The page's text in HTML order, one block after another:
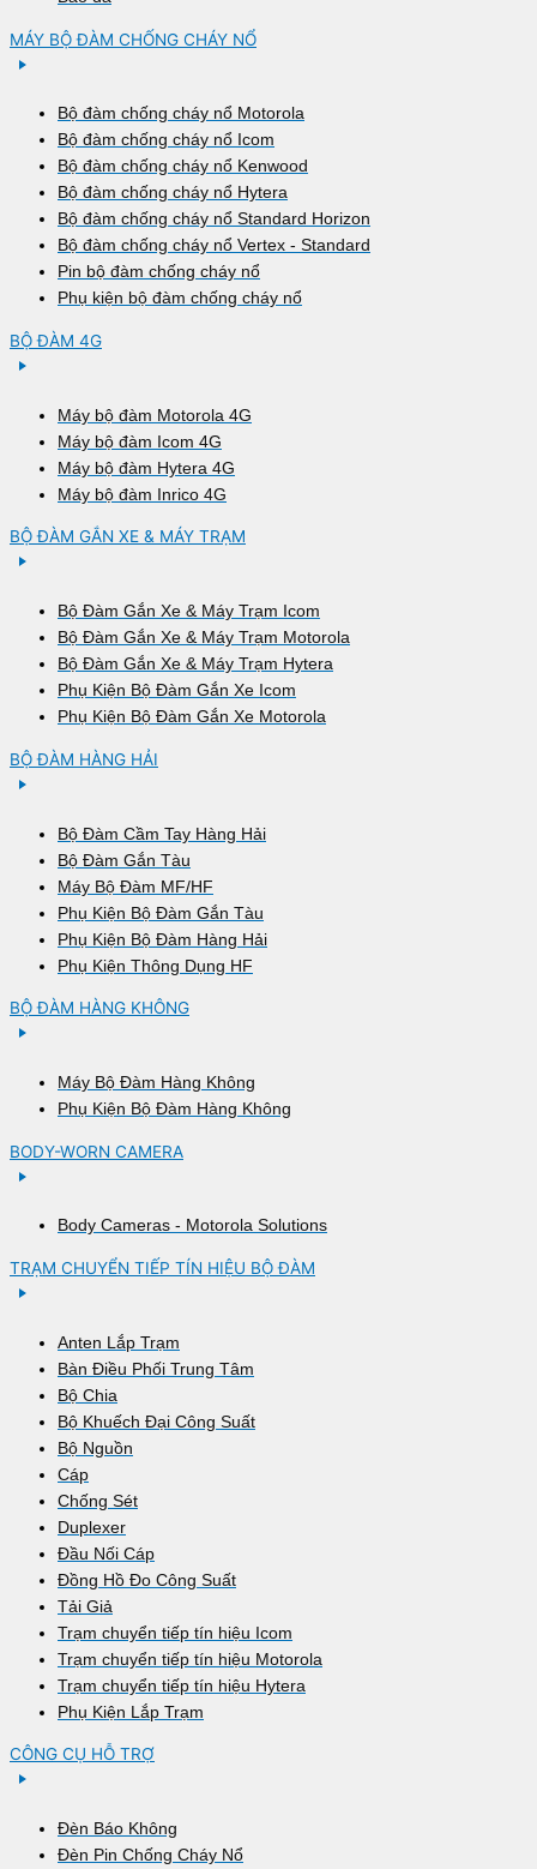
MÁY BỘ ĐÀM CHỐNG CHÁY NỔ
Bộ đàm chống cháy nổ Motorola
Bộ đàm chống cháy nổ Icom
Bộ đàm chống cháy nổ Kenwood
Bộ đàm chống cháy nổ Hytera
Bộ đàm chống cháy nổ Standard Horizon
Bộ đàm chống cháy nổ Vertex - Standard
Pin bộ đàm chống cháy nổ
Phụ kiện bộ đàm chống cháy nổ
BỘ ĐÀM 4G
Máy bộ đàm Motorola 4G
Máy bộ đàm Icom 4G
Máy bộ đàm Hytera 4G
Máy bộ đàm Inrico 4G
BỘ ĐÀM GẮN XE & MÁY TRẠM
Bộ Đàm Gắn Xe & Máy Trạm Icom
Bộ Đàm Gắn Xe & Máy Trạm Motorola
Bộ Đàm Gắn Xe & Máy Trạm Hytera
Phụ Kiện Bộ Đàm Gắn Xe Icom
Phụ Kiện Bộ Đàm Gắn Xe Motorola
BỘ ĐÀM HÀNG HẢI
Bộ Đàm Cầm Tay Hàng Hải
Bộ Đàm Gắn Tàu
Máy Bộ Đàm MF/HF
Phụ Kiện Bộ Đàm Gắn Tàu
Phụ Kiện Bộ Đàm Hàng Hải
Phụ Kiện Thông Dụng HF
BỘ ĐÀM HÀNG KHÔNG
Máy Bộ Đàm Hàng Không
Phụ Kiện Bộ Đàm Hàng Không
BODY-WORN CAMERA
Body Cameras - Motorola Solutions
TRẠM CHUYỂN TIẾP TÍN HIỆU BỘ ĐÀM
Anten Lắp Trạm
Bàn Điều Phối Trung Tâm
Bộ Chia
Bộ Khuếch Đại Công Suất
Bộ Nguồn
Cáp
Chống Sét
Duplexer
Đầu Nối Cáp
Đồng Hồ Đo Công Suất
Tải Giả
Trạm chuyển tiếp tín hiệu Icom
Trạm chuyển tiếp tín hiệu Motorola
Trạm chuyển tiếp tín hiệu Hytera
Phụ Kiện Lắp Trạm
CÔNG CỤ HỖ TRỢ
Đèn Báo Không
Đèn Pin Chống Cháy Nổ